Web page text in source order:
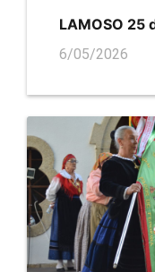
LAMOSO 25
6/05/2026